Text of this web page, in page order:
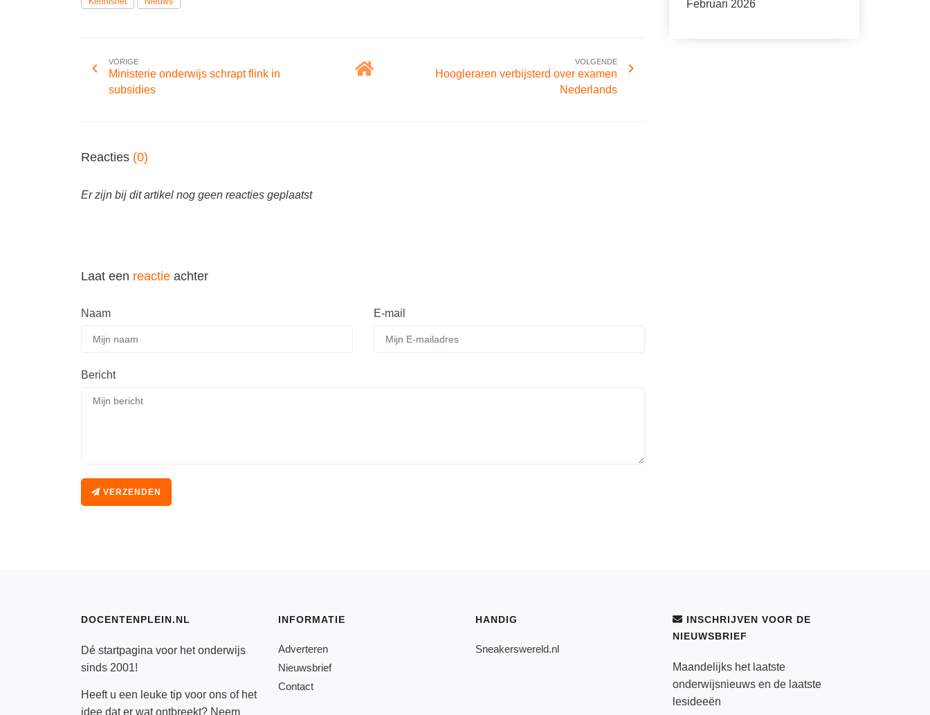
VORIGE
Ministerie onderwijs schrapt flink in
subsidies
VOLGENDE
Hoogleraren verbijsterd over examen
Nederlands
Reacties (0)
Er zijn bij dit artikel nog geen reacties geplaatst
Laat een reactie achter
Naam E-mail
Bericht
VERZENDEN
Februari 2026
DOCENTENPLEIN.NL
Dé startpagina voor het onderwijs
sinds 2001!
Heeft u een leuke tip voor ons of het
idee dat er wat ontbreekt? Neem
INFORMATIE
Adverteren
Nieuwsbrief
Contact
HANDIG
Sneakerswereld.nl
INSCHRIJVEN VOOR DE
NIEUWSBRIEF
Maandelijks het laatste
onderwijsnieuws en de laatste
lesideeën